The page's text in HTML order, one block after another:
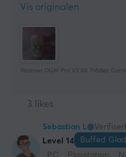
Vis originalen
Waizowl OGM Pro V2 8K Trådløs
3 likes
Sebastian L
Level 14
Buffed
PC
Playstation